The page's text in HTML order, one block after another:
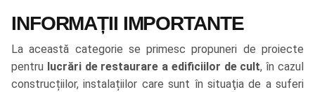
INFORMAȚII IMPORTANTE
La această categorie se primesc propuneri de proiecte
pentru lucrări de restaurare a edificiilor de cult, în cazul
construcțiilor, instalațiilor care sunt în situaţia de a suferi